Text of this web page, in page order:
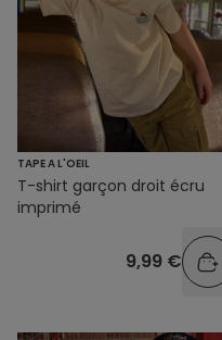
TAPE A L'OEIL
T-shirt garçon droit écru
imprimé
9,99 €